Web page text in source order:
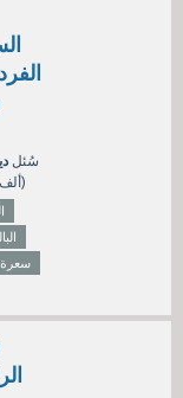
سُئل
202ألف نقاط)
سعرة